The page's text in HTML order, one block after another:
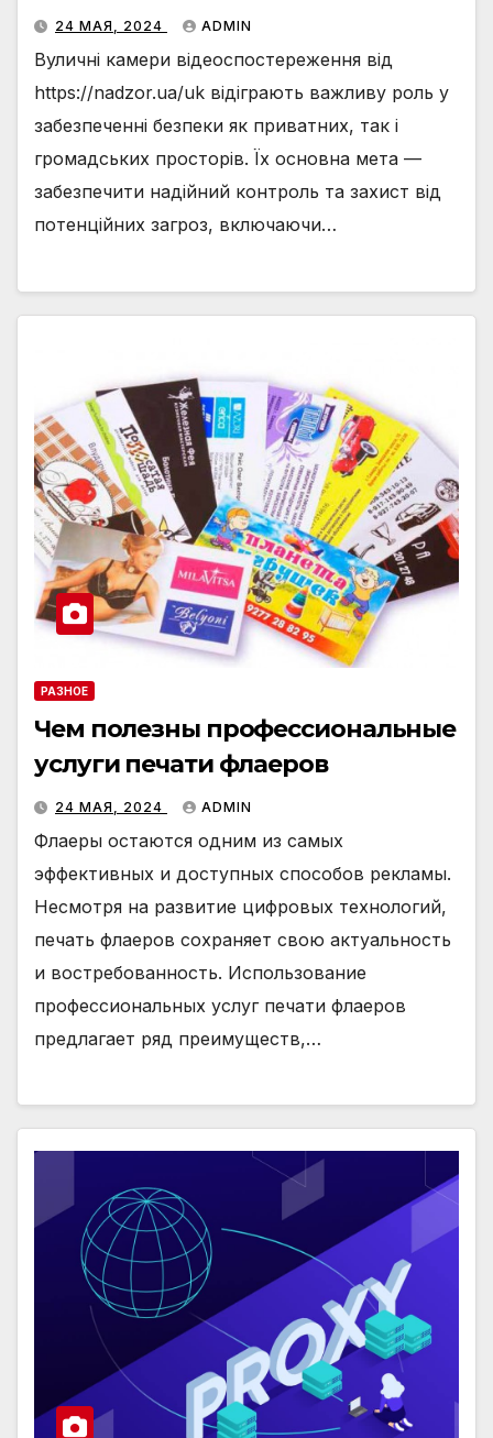
24 МАЯ, 2024 ADMIN
Вуличні камери відеоспостереження від
https://nadzor.ua/uk відіграють важливу роль у
забезпеченні безпеки як приватних, так і
громадських просторів. Їх основна мета —
забезпечити надійний контроль та захист від
потенційних загроз, включаючи…
РАЗНОЕ
Чем полезны профессиональные
услуги печати флаеров
24 МАЯ, 2024 ADMIN
Флаеры остаются одним из самых
эффективных и доступных способов рекламы.
Несмотря на развитие цифровых технологий,
печать флаеров сохраняет свою актуальность
и востребованность. Использование
профессиональных услуг печати флаеров
предлагает ряд преимуществ,…